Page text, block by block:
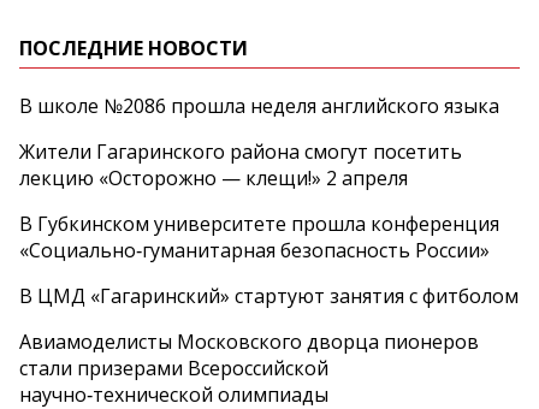
ПОСЛЕДНИЕ НОВОСТИ
В школе №2086 прошла неделя английского языка
Жители Гагаринского района смогут посетить
лекцию «Осторожно — клещи!» 2 апреля
В Губкинском университете прошла конференция
«Социально‑гуманитарная безопасность России»
В ЦМД «Гагаринский» стартуют занятия с фитболом
Авиамоделисты Московского дворца пионеров
стали призерами Всероссийской
научно‑технической олимпиады